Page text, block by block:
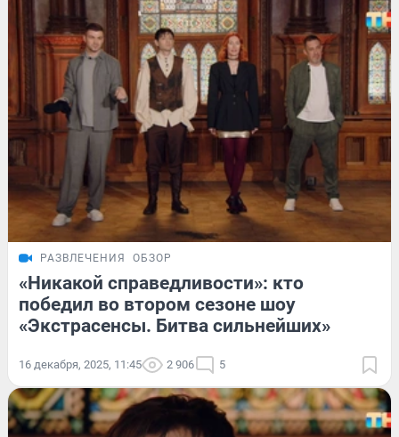
РАЗВЛЕЧЕНИЯ ОБЗОР
«Никакой справедливости»: кто
победил во втором сезоне шоу
«Экстрасенсы. Битва сильнейших»
16 декабря, 2025, 11:45 2 906 5